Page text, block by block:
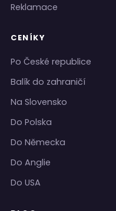
Reklamace
CENÍKY
Po České republice
Balík do zahraničí
Na Slovensko
Do Polska
Do Německa
Do Anglie
Do USA